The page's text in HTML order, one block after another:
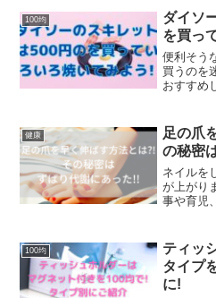
100均
ダイソ
を買っ
便利そう
買うのを
おすすめ
にスキレ
理の幅が
健康
足の爪
の秘密
ネイルを
が上がり
事や育児
が、足な
けれど、
100均
ティッ
タイプ
に!